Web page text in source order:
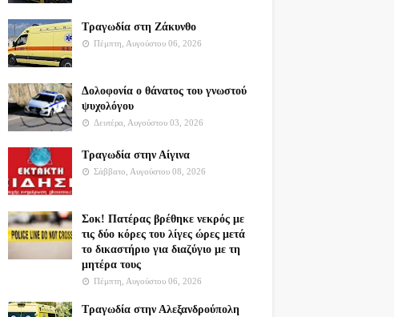
Τραγωδία στη Ζάκυνθο
Πέμπτη, Αυγούστου 06, 2026
Δολοφονία ο θάνατος του γνωστού
ψυχολόγου
Δευτέρα, Αυγούστου 03, 2026
Τραγωδία στην Αίγινα
Σάββατο, Αυγούστου 08, 2026
Σοκ! Πατέρας βρέθηκε νεκρός με
τις δύο κόρες του λίγες ώρες μετά
το δικαστήριο για διαζύγιο με τη
μητέρα τους
Πέμπτη, Αυγούστου 06, 2026
Τραγωδία στην Αλεξανδρούπολη